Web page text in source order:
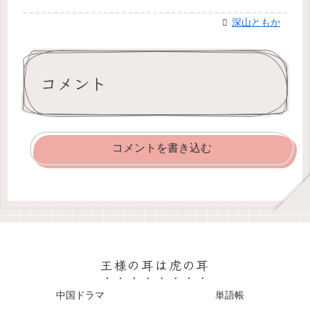
深山ともか
コメント
コメントを書き込む
王様の耳は虎の耳
中国ドラマ 単語帳